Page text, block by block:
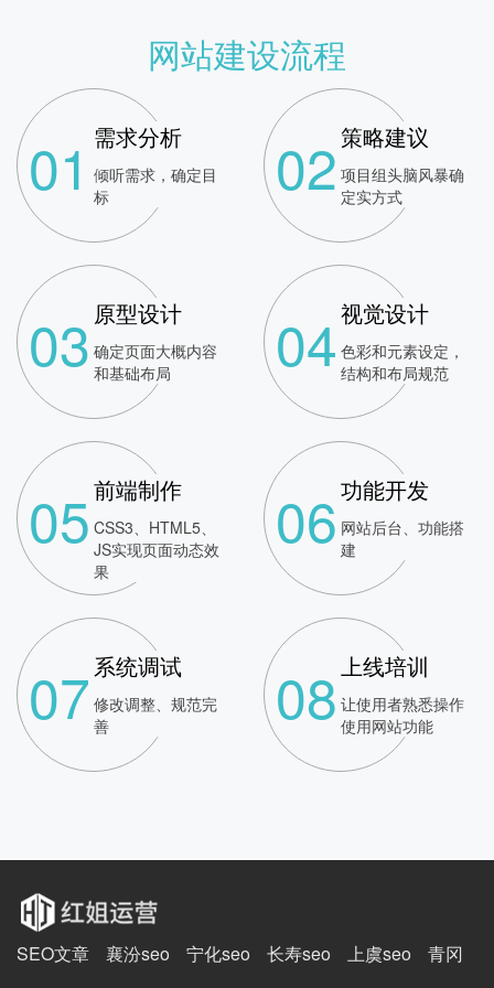
网站建设流程
01 需求分析
倾听需求，确定目
标
02 策略建议
项目组头脑风暴确
定实方式
03 原型设计
确定页面大概内容
和基础布局
04视觉设计
色彩和元素设定，
结构和布局规范
05前端制作
CSS3、HTML5、
JS实现页面动态效
果
06功能开发
网站后台、功能搭
建
07 系统调试
修改调整、规范完
善
08 上线培训
让使用者熟悉操作
使用网站功能
SEO文章 襄汾seo 宁化seo 长寿seo 上虞seo
青冈